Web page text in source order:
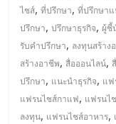
การ
ลงทุน
และ
ขยาย
สา
ขา
แฟ
ไชส์,ที่ปรึกษา,ที่ปรึกษา
ปรึกษา,ปรึกษาธุรกิจ,ผู้ชี้
รับคำปรึกษา, ลงทุนสร้าง
สร้างอาชีพ, สื่อออนไลน์,
ปรึกษา, แนะนำธุรกิจ, แฟ
แฟรนไชส์กาแฟ, แฟรนไ
ลงทุน, แฟรนไชส์อาหาร,